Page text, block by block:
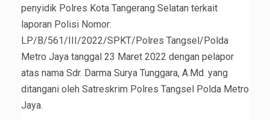
penyidik Polres Kota Tangerang Selatan terkait
laporan Polisi Nomor:
LP/B/561/III/2022/SPKT/Polres Tangsel/Polda
Metro Jaya tanggal 23 Maret 2022 dengan pelapor
atas nama Sdr. Darma Surya Tunggara, A.Md. yang
ditangani oleh Satreskrim Polres Tangsel Polda Metro
Jaya.